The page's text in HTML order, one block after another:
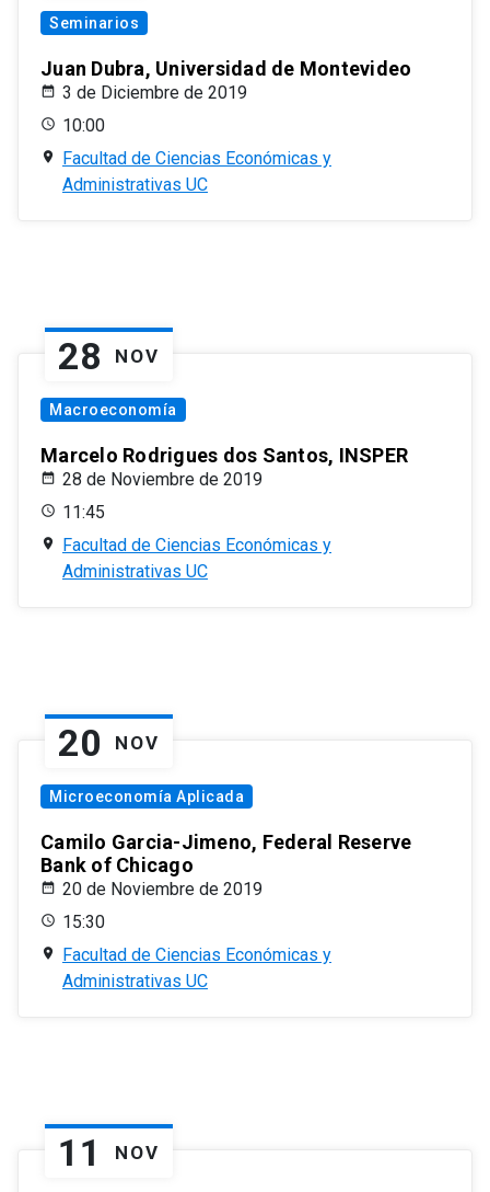
Seminarios
Juan Dubra, Universidad de Montevideo
3 de Diciembre de 2019
10:00
Facultad de Ciencias Económicas y
Administrativas UC
28 NOV
Macroeconomía
Marcelo Rodrigues dos Santos, INSPER
28 de Noviembre de 2019
11:45
Facultad de Ciencias Económicas y
Administrativas UC
20 NOV
Microeconomía Aplicada
Camilo Garcia-Jimeno, Federal Reserve
Bank of Chicago
20 de Noviembre de 2019
15:30
Facultad de Ciencias Económicas y
Administrativas UC
11 NOV